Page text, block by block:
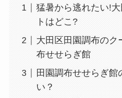
猛暑から逃れたい!
トはどこ?
大田区田園調布のク
布せせらぎ館
田園調布せせらぎ館
い？